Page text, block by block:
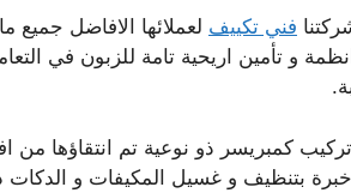
فني تكييف لعملائها الافاضل
و تأمين اريحية تامة للزبون في
تركيب كمبريسر ذو نوعية تم انتقاؤها من
خبرة بتنظيف و غسيل المكيفات و